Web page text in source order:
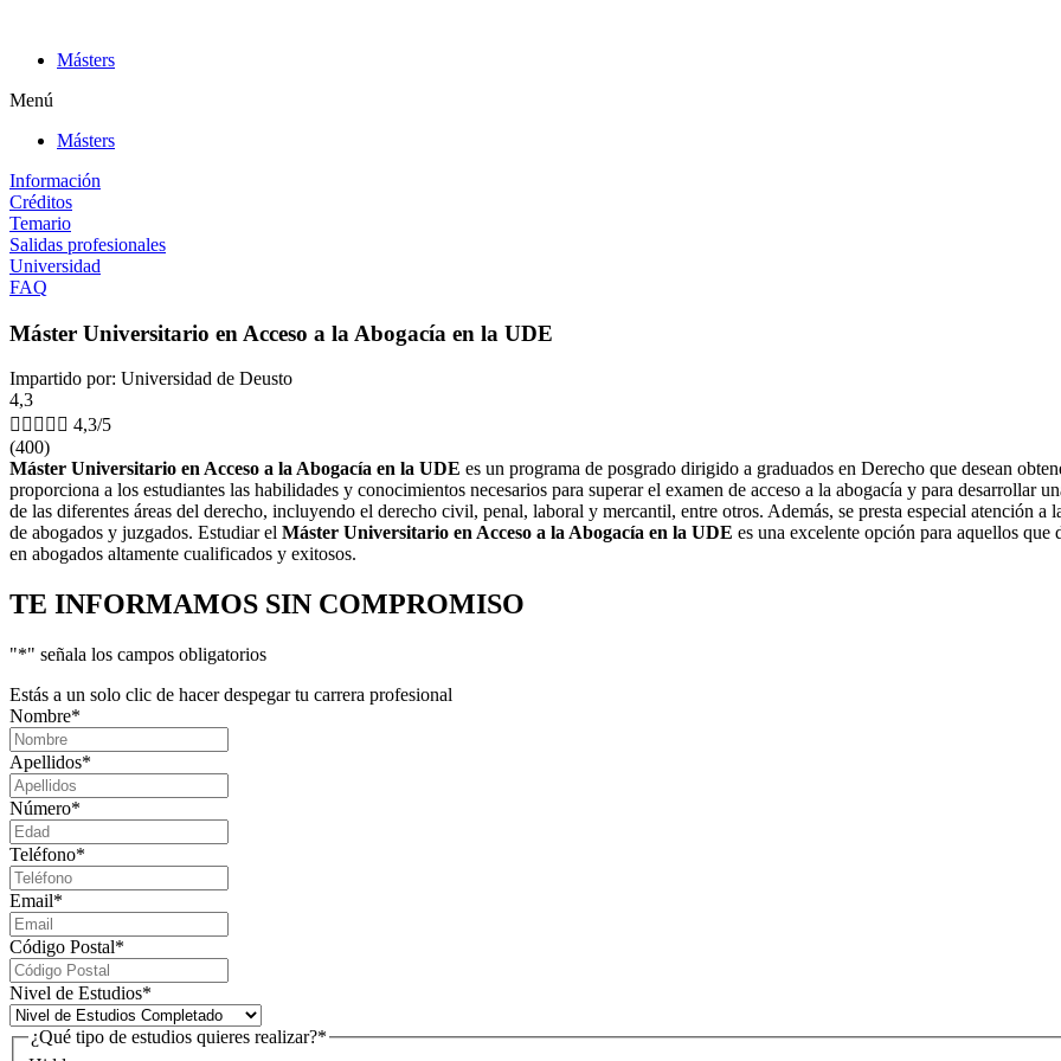
contenidoMásters
Menú
Másters
Información
Créditos
Temario
Salidas profesionales
Universidad
FAQ
Máster Universitario en Acceso a la Abogacía en la UDE
Impartido por: Universidad de Deusto
4,3
     4,3/5
(400)
Máster Universitario en Acceso a la Abogacía en la UDE es un programa de posgrado dirigido a graduados en Derecho que desean
proporciona a los estudiantes las habilidades y conocimientos necesarios para superar el examen de acceso a la abogacía y para desarrollar
de las diferentes áreas del derecho, incluyendo el derecho civil, penal, laboral y mercantil, entre otros. Además, se presta especial atención
de abogados y juzgados. Estudiar el Máster Universitario en Acceso a la Abogacía en la UDE es una excelente opción para aquellos
en abogados altamente cualificados y exitosos.
TE INFORMAMOS SIN COMPROMISO
"*" señala los campos obligatorios
Estás a un solo clic de hacer despegar tu carrera profesional
Nombre*
Apellidos*
Número*
Teléfono*
Email*
Código Postal*
Nivel de Estudios*
¿Qué tipo de estudios quieres realizar?*